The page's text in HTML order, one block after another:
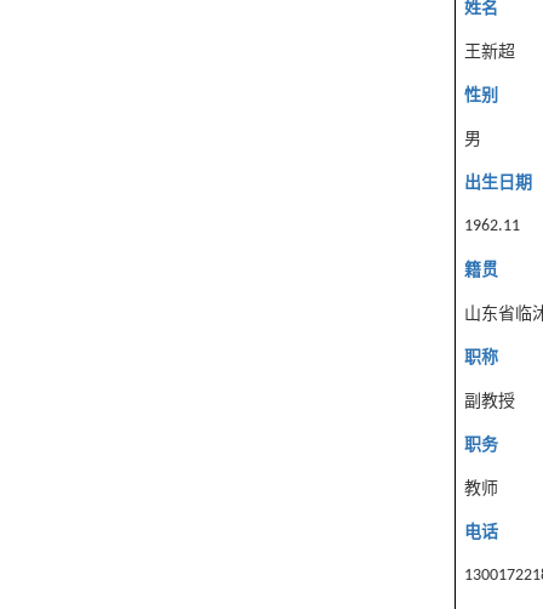
姓名
王新超
性别
男
出生日期
1962.11
籍贯
山东省临
职称
副教授
职务
教师
电话